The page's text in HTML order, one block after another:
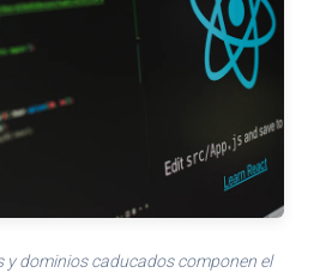
y dominios caducados componen el